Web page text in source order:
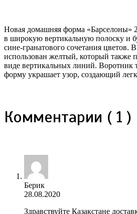
Новая домашняя форма «Барселоны»
в широкую вертикальную полоску и
сине-гранатового сочетания цветов. В
использован желтый, который также
виде вертикальных линий. Воротник
форму украшает узор, создающий
Комментарии ( 1 )
Берик
28.08.2020
Здравствуйте Казакстане